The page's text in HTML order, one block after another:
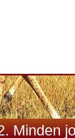
Minden